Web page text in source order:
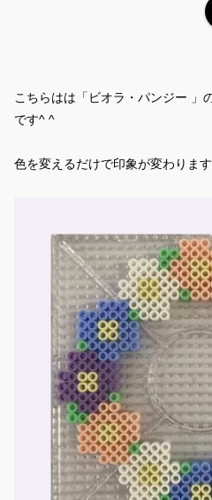
こちらはは「ビオラ・パンジー 」
です^ ^
色を変えるだけで印象が変わりま